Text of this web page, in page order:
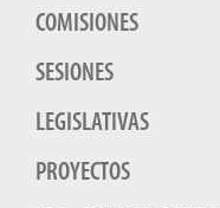
COMISIONES
SESIONES
LEGISLATIVAS
PROYECTOS